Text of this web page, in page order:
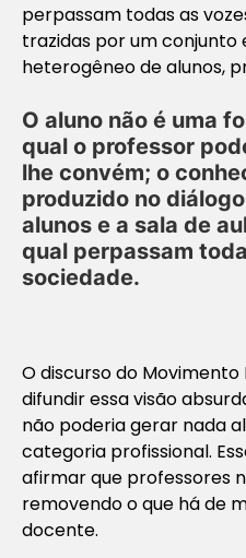
perpassam todas as
trazidas por um
heterogêneo de alunos,
O aluno não é uma
qual o professor
lhe convém; o
produzido no
alunos e a sala de
qual perpassam
sociedade.
O discurso do Movimento
difundir essa visão
não poderia gerar nada
categoria profissional.
afirmar que professores
removendo o que há de
docente.